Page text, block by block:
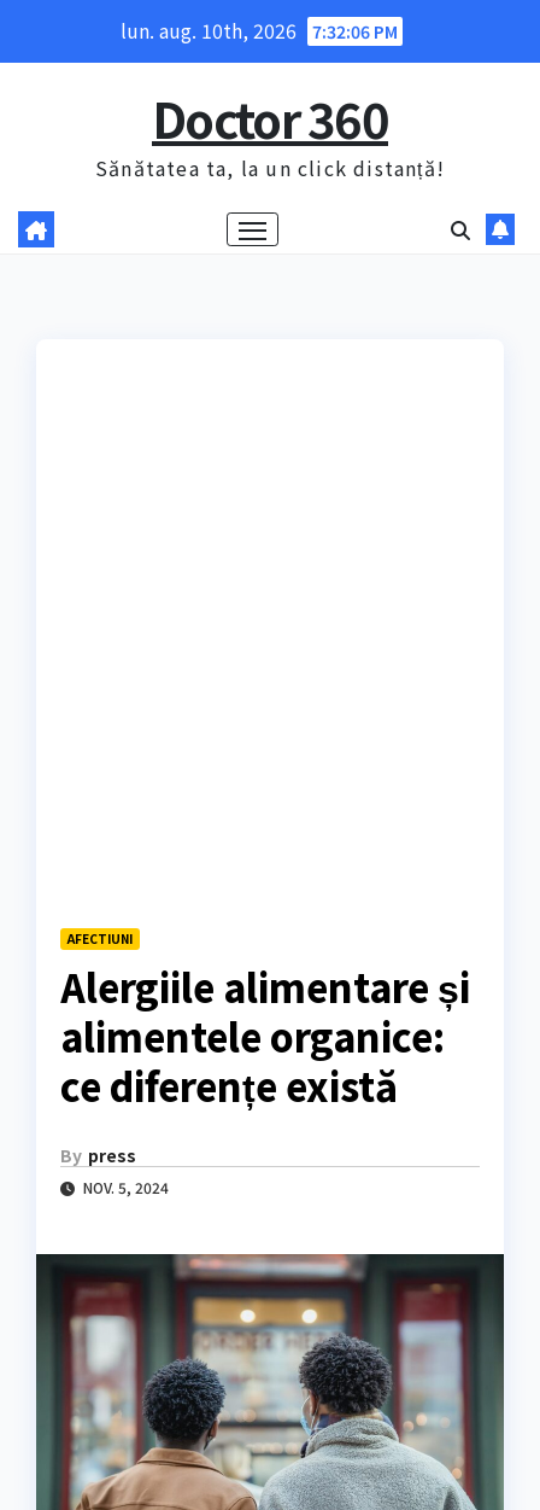
lun. aug. 10th, 2026 7:32:07 PM
Doctor 360
Sănătatea ta, la un click distanță!
AFECTIUNI
Alergiile alimentare și
alimentele organice:
ce diferențe există
By press
NOV. 5, 2024